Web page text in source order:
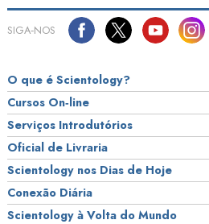
SIGA‑NOS
O que é Scientology?
Cursos On‑line
Serviços Introdutórios
Oficial de Livraria
Scientology nos Dias de Hoje
Conexão Diária
Scientology à Volta do Mundo